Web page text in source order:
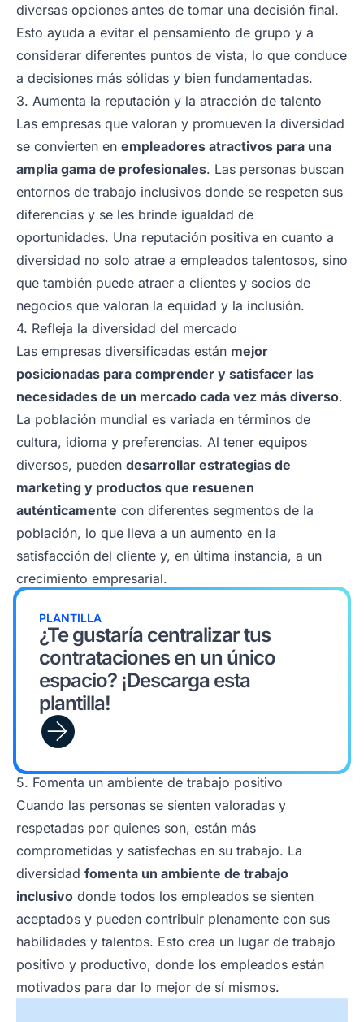
diversas opciones antes de tomar una decisión final.
Esto ayuda a evitar el pensamiento de grupo y a
considerar diferentes puntos de vista, lo que conduce
a decisiones más sólidas y bien fundamentadas.
3. Aumenta la reputación y la atracción de talento
Las empresas que valoran y promueven la diversidad
se convierten en empleadores atractivos para una
amplia gama de profesionales. Las personas buscan
entornos de trabajo inclusivos donde se respeten sus
diferencias y se les brinde igualdad de
oportunidades. Una reputación positiva en cuanto a
diversidad no solo atrae a empleados talentosos, sino
que también puede atraer a clientes y socios de
negocios que valoran la equidad y la inclusión.
4. Refleja la diversidad del mercado
Las empresas diversificadas están mejor
posicionadas para comprender y satisfacer las
necesidades de un mercado cada vez más diverso.
La población mundial es variada en términos de
cultura, idioma y preferencias. Al tener equipos
diversos, pueden desarrollar estrategias de
marketing y productos que resuenen
auténticamente con diferentes segmentos de la
población, lo que lleva a un aumento en la
satisfacción del cliente y, en última instancia, a un
crecimiento empresarial.
PLANTILLA
¿Te gustaría centralizar tus
contrataciones en un único
espacio? ¡Descarga esta
plantilla!
5. Fomenta un ambiente de trabajo positivo
Cuando las personas se sienten valoradas y
respetadas por quienes son, están más
comprometidas y satisfechas en su trabajo. La
diversidad fomenta un ambiente de trabajo
inclusivo donde todos los empleados se sienten
aceptados y pueden contribuir plenamente con sus
habilidades y talentos. Esto crea un lugar de trabajo
positivo y productivo, donde los empleados están
motivados para dar lo mejor de sí mismos.